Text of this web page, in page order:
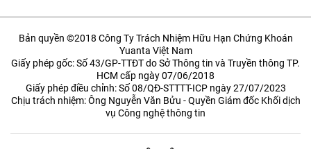
Bản quyền ©2018 Công Ty Trách Nhiệm Hữu Hạn Chứng Khoán
Yuanta Việt Nam
Giấy phép gốc: Số 43/GP-TTĐT do Sở Thông tin và Truyền thông TP.
HCM cấp ngày 07/06/2018
Giấy phép điều chỉnh: Số 08/QĐ-STTTT-ICP ngày 27/07/2023
Chịu trách nhiệm: Ông Nguyễn Văn Bửu - Quyền Giám đốc Khối dịch
vụ Công nghệ thông tin